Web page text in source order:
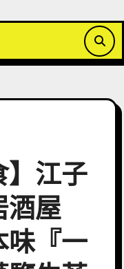
】江子
酒屋
味『一